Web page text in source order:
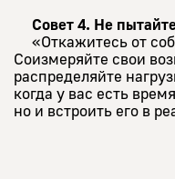
Совет 4. Не
«Откажитесь от
Соизмеряйте свои
распределяйте
когда у вас есть
но и встроить его в